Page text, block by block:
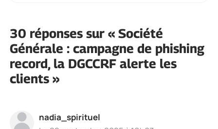
30 réponses sur « Société
Générale : campagne de phishing
record, la DGCCRF alerte les
clients »
nadia_spirituel